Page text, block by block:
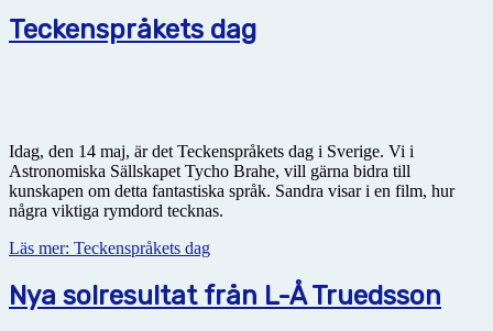
Teckenspråkets dag
Idag, den 14 maj, är det Teckenspråkets dag i Sverige. Vi i
Astronomiska Sällskapet Tycho Brahe, vill gärna bidra till
kunskapen om detta fantastiska språk. Sandra visar i en film, hur
några viktiga rymdord tecknas.
Läs mer: Teckenspråkets dag
Nya solresultat från L-Å Truedsson